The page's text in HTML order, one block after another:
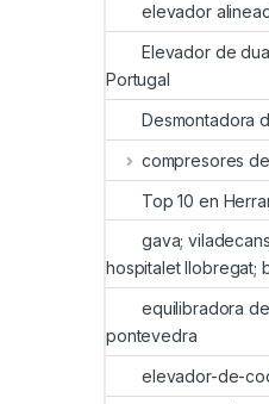
elevador
Elevador de
Portugal
Desmontadora
compresores
Top 10 en
gava;
hospitalet llobregat;
equilibradora
pontevedra
elevador-de-